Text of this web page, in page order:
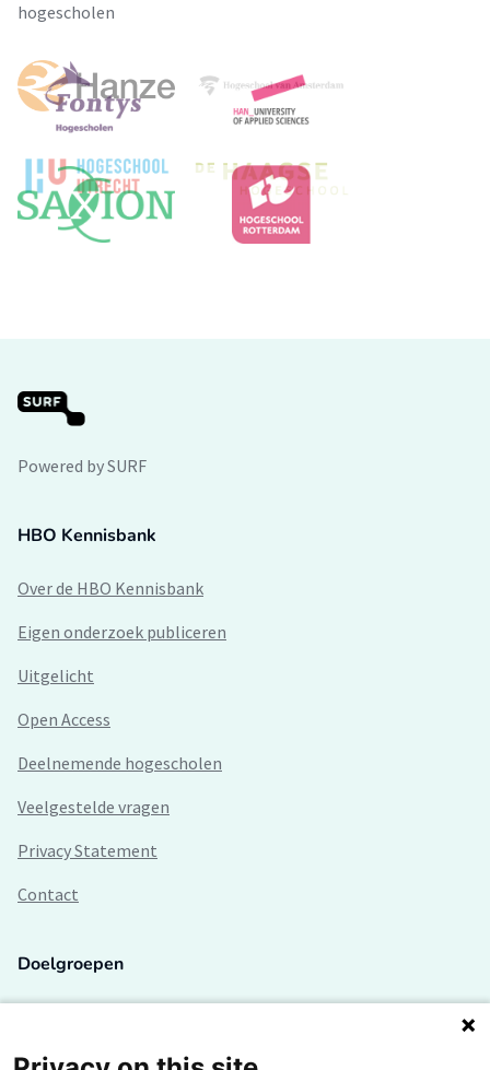
hogescholen
Powered by SURF
HBO Kennisbank
Over de HBO Kennisbank
Eigen onderzoek publiceren
Uitgelicht
Open Access
Deelnemende hogescholen
Veelgestelde vragen
Privacy Statement
Contact
Doelgroepen
Lectoren en onderzoekers